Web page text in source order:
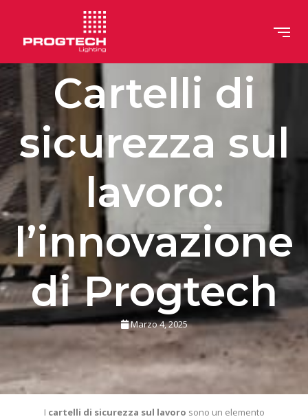
Cartelli di
sicurezza sul
lavoro:
l’innovazione
di Progtech
Marzo 4, 2025
I cartelli di sicurezza sul lavoro sono un elemento